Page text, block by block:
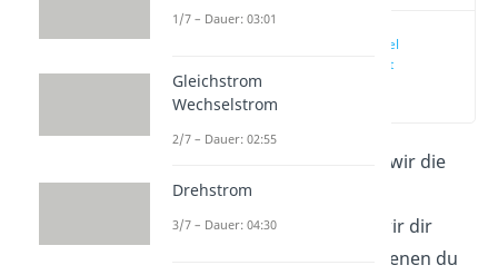
Lenzsche Regel
einfach erklärt
In diesem Artikel erklären wir die
alles zurLenzschen
Regel. Außerdem zeigen wir dir
auch einige Beispiele, an denen du
1/7 – Dauer: 03:01
Gleichstrom
Wechselstrom
2/7 – Dauer: 02:55
Drehstrom
3/7 – Dauer: 04:30